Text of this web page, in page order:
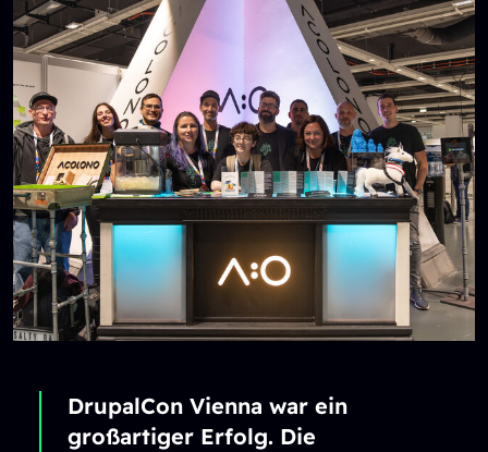
DrupalCon Vienna war ein
großartiger Erfolg. Die